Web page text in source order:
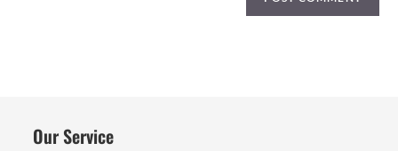
Our Service